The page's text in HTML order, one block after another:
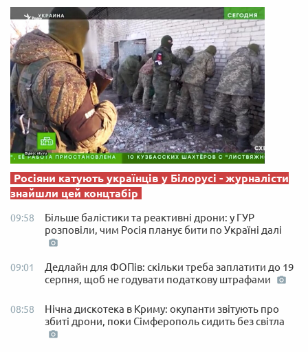
Росіяни катують українців у Білорусі - журналісти
знайшли цей концтабір
09:58
Більше балістики та реактивні дрони: у ГУР
розповіли, чим Росія планує бити по Україні далі
09:01
Дедлайн для ФОПів: скільки треба заплатити до 19
серпня, щоб не годувати податкову штрафами
08:58
Нічна дискотека в Криму: окупанти звітують про
збиті дрони, поки Сімферополь сидить без світла